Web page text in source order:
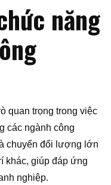
năng
quan trọng trong việc
các ngành công
chuyển đổi lượng lớn
khác, giúp đáp ứng
nghiệp.